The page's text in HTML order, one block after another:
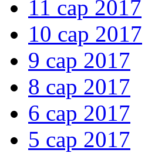
11 сар 2017
10 сар 2017
9 сар 2017
8 сар 2017
6 сар 2017
5 сар 2017